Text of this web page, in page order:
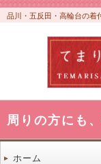
品川・五反田・高輪台の着
周りの方にも
ホーム